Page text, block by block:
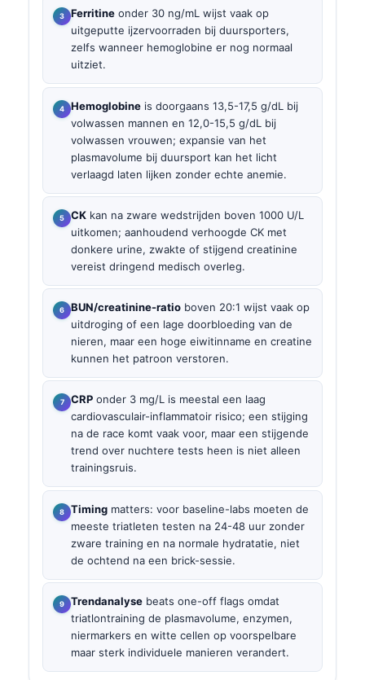
Ferritine onder 30 ng/mL wijst vaak op
uitgeputte ijzervoorraden bij duursporters,
zelfs wanneer hemoglobine er nog normaal
uitziet.
Hemoglobine is doorgaans 13,5-17,5 g/dL bij
volwassen mannen en 12,0-15,5 g/dL bij
volwassen vrouwen; expansie van het
plasmavolume bij duursport kan het licht
verlaagd laten lijken zonder echte anemie.
CK kan na zware wedstrijden boven 1000 U/L
uitkomen; aanhoudend verhoogde CK met
donkere urine, zwakte of stijgend creatinine
vereist dringend medisch overleg.
BUN/creatinine-ratio boven 20:1 wijst vaak op
uitdroging of een lage doorbloeding van de
nieren, maar een hoge eiwitinname en creatine
kunnen het patroon verstoren.
CRP onder 3 mg/L is meestal een laag
cardiovasculair-inflammatoir risico; een stijging
na de race komt vaak voor, maar een stijgende
trend over nuchtere tests heen is niet alleen
trainingsruis.
Timing matters: voor baseline-labs moeten de
meeste triatleten testen na 24-48 uur zonder
zware training en na normale hydratatie, niet
de ochtend na een brick-sessie.
Trendanalyse beats one-off flags omdat
triatlontraining de plasmavolume, enzymen,
niermarkers en witte cellen op voorspelbare
maar sterk individuele manieren verandert.